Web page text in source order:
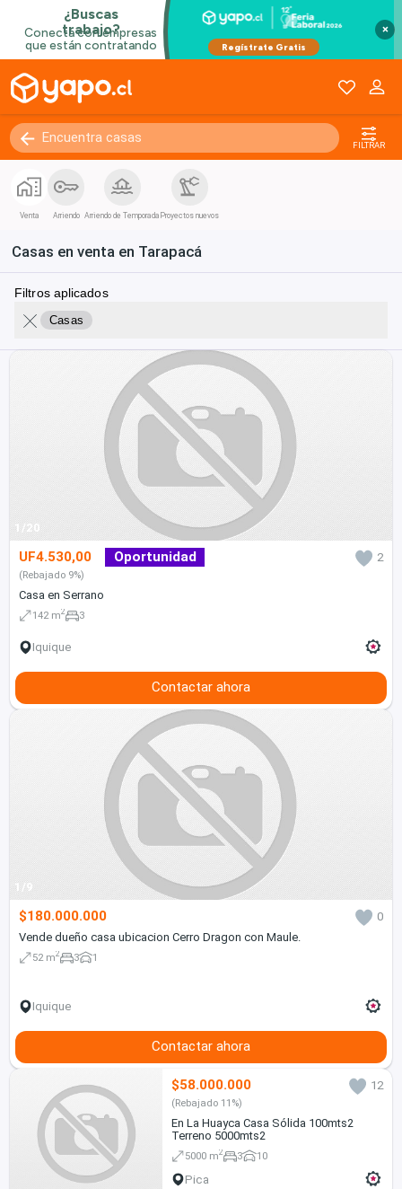
×
FILTRAR
Venta Arriendo Arriendo de Temporada Proyectos nuevos
Casas en venta en Tarapacá
Filtros aplicados
Casas
1/20
UF4.530,00 Oportunidad 2
(Rebajado 9%)
Casa en Serrano
142 m2 3
Iquique
Contactar ahora
1/9
$180.000.000
0
Vende dueño casa ubicacion Cerro Dragon con Maule.
52 m2 3 1
Iquique
Contactar ahora
$58.000.000 12
(Rebajado 11%)
En La Huayca Casa Sólida 100mts2
Terreno 5000mts2
5000 m2 3 10
Pica